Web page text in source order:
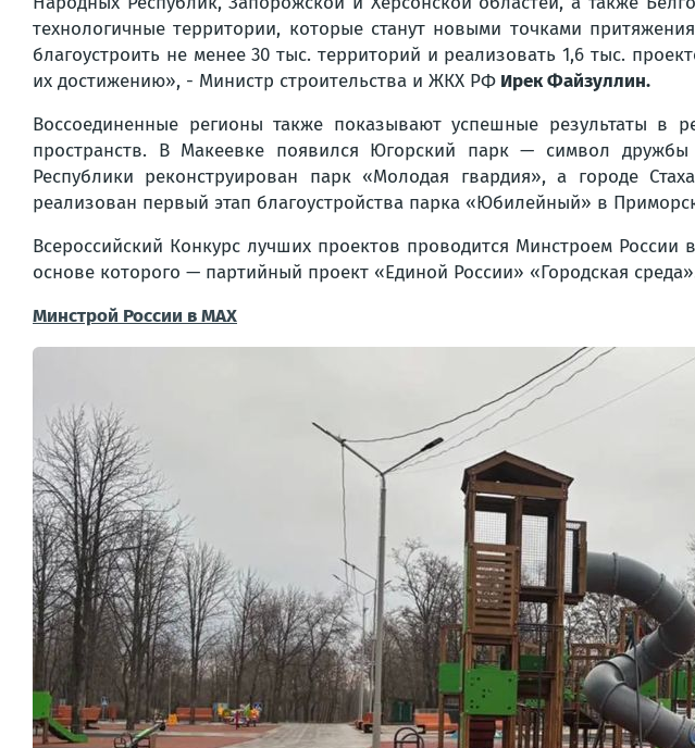
технологичные территории, которые станут новыми точками
благоустроить не менее 30 тыс. территорий и реализовать 1,6 тыс.
их достижению», - Министр строительства и ЖКХ РФ Ирек Файзуллин.
Воссоединенные регионы также показывают успешные результаты в
пространств. В Макеевке появился Югорский парк — символ
Республики реконструирован парк «Молодая гвардия», а городе
реализован первый этап благоустройства парка «Юбилейный» в
Всероссийский Конкурс лучших проектов проводится Минстроем
основе которого — партийный проект «Единой России» «Городская
Минстрой России в MAX